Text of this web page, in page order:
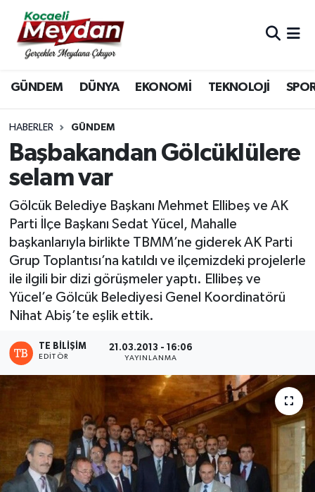
GÜNDEM DÜNYA EKONOMİ TEKNOLOJİ
HABERLER GÜNDEM
Başbakandan Gölcüklülere
selam var
Gölcük Belediye Başkanı Mehmet Ellibeş ve AK
Parti İlçe Başkanı Sedat Yücel, Mahalle
başkanlarıyla birlikte TBMM’ne giderek AK Parti
Grup Toplantısı’na katıldı ve ilçemizdeki projelerle
ile ilgili bir dizi görüşmeler yaptı. Ellibeş ve
Yücel’e Gölcük Belediyesi Genel Koordinatörü
Nihat Abiş’te eşlik ettik.
TE BILIŞIM
EDITÖR
21.03.2013 - 16:06
YAYINLANMA
Nöbetçi Eczaneler
Hava Durumu
Trafik Durumu
Süper Lig Puan Durumu ve Fikstür
Son Dakika Haberleri
Haber Arşivi